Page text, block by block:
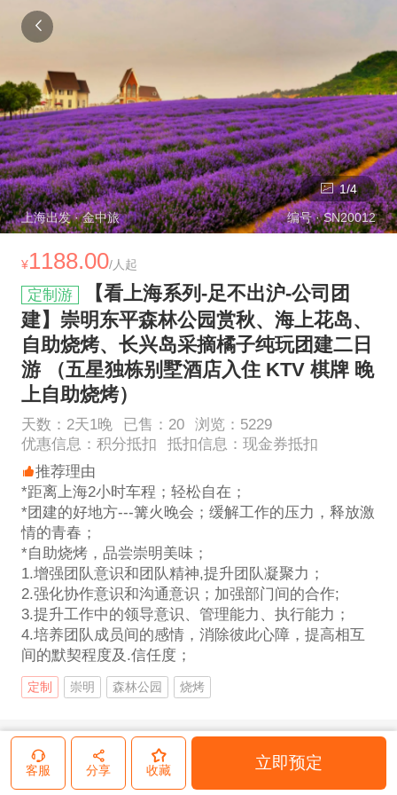
1/4
上海出发 ·金中旅 编号 ·SN20012
¥1188.00/人起
定制游
【看上海系列-足不出沪-公司团
建】崇明东平森林公园赏秋、海上花岛、
自助烧烤、长兴岛采摘橘子纯玩团建二日
游 （五星独栋别墅酒店入住 KTV 棋牌 晚
上自助烧烤）
天数： 2天1晚 已售： 20 浏览： 5229
优惠信息： 积分抵扣 抵扣信息： 现金券抵扣
推荐理由
*距离上海2小时车程；轻松自在；
*团建的好地方---篝火晚会；缓解工作的压力，释放激
情的青春；
*自助烧烤，品尝崇明美味；
1.增强团队意识和团队精神,提升团队凝聚力；
2.强化协作意识和沟通意识；加强部门间的合作;
3.提升工作中的领导意识、管理能力、执行能力；
4.培养团队成员间的感情，消除彼此心障，提高相互
间的默契程度及.信任度；
定制 崇明 森林公园 烧烤
出发日期
客服 分享 收藏 立即预定